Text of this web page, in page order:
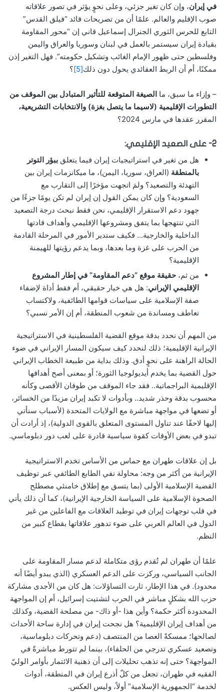
في إيران، وإن كان تغير جزئي، وعلى نحوٍ يؤثر في تصور علاقاته
صوب الإقليم والعالم. علمًا أن من تصريحات قائد “فيلق القدس”
التابع للحرس الثوري الجنرال إسماعيل قاني إن “محور المقاومة
بقيادة إيران سيستمر بالعمل في لبنان وسوريا والعراق واليمن
وفلسطين حتى ظهور الإمام الغائب وتشكيل حكومته”. فهل التغير إذن
ممكنًا، أم أن الربط العقائدي يحول دون ذلك[5] ؟
– وإزاء ما سبق، ما الصيغة المتوقعة للتأثير المتبادل بين الموقف من
التطورات الإقليمية (لاسيما ما يتصل بغزة) والانتخابات التشريعية،
المقرر عقدها في مارس 2024؟
2- على الصعيد الإقليمي:
هل من تغير في استراتيجيات إيران فيما يتعلق ببؤر التوتر
بالمنطقة (العراق، سوريا، اليمن)، ما ميكانزمات إيران بين
التهدئة والتصعيد؟ ولمَ اتجهت مؤخرًا إلى التقارب مع
السعودية؟ وإن كان يمكن القول إن إيران لم تكن يومًا جزءًا من
جهود دعم الاستقرار الإقليمي، نحن فقط نبحث درجة التصعيد
التي تنتهجها بما يتفق ومشروعها الإقليمي وأهداف قادتها
الداخلية والخارجية… فكيف ستدير الأمور في المرحلة القادمة
من الحرب على غزة وما بعدها، وبما يدعم رؤيتها للهيمنة
الإقليمية؟
من ثم، حقيقة موقع “دعم المقاومة” في إطار المشروع
الإقليمي الإيراني: هل هي خيار حقيقي، أم فقط أداة لإضفاء
صفة الإسلامية على سياسات قوامها الطائفية، ولاكتساب
تعاطف ومساندة من شعوب المنطقة، أم إن الأمر نسبي؟
من المهم أن نحدد بدقة موقع القضية الفلسطينية في الاستراتيجية
الإيرانية الإقليمية؛ ذلك لنحدد كيف سيكون المسار الإيراني في ضوء
الحالة الراهنة على نحوٍ أدق. وذلك بداية من طبيعة الخطاب الإيراني
حول القضية بما يخدم أيديولوجيا الثورة؛ أو بمعنى أصح أهدافها
الإقليمية البراجماتية.. فقد جاء الموقف من طوفان الأقصى وكأنه
محسوب بدقة وحذر شديد.. وبأدوات لا تكبد إيران مزيدًا من الخسائر،
أو تضعها في مواجهة مباشرة مع الولايات المتحدة (لأسباب سنأتي
إليها لاحقًا عند تناول المستوى المتعلق بالقوى الدولية)، إذ أرادت أن
تبدو في بعض الأوقات كقوة سياسية قادرة على لعب دور دبلوماسي.
بل إن علاقات طهران مع حماس من الأساس تخدم الاستراتيجية
الإيرانية من أكثر من وجه: محاولة نفي الطابع الطائفي عبر توظيف
القضية الإسلامية الأولى (بما يتسق مع إطلاق خامنئي مصطلح
الصحوة الإسلامية على السياسة الخارجية الإيرانية)، كما أن ذلك يأتي
في قلب توجهات إيران في توطيد العلاقات مع الفاعلين من غير
الدول في العالم العربي على ضوء تدهور علاقاتها بقطاع كبير من
النظم.
علمًا أن طهران لم تُقدم رؤى متكاملة لدعم مسار المقاومة على
الجانب السياسي، وركزت على الدعم العسكري (الذي يبدو أيضًا أنه
محدود). في هذا الإطار، ثارت التساؤلات: هل كان من الأجدى مشاركة
حزب الله بشكلٍ مباشر في الحرب لتشتيت إسرائيل، أم إن المواجهة
المحدودة أكثر حكمة؟ وأين هذا -أو ذاك- من مصلحة القضية، وكذلك
من أهداف إيران الإقليمية؟ هل نجحت إيران في إدارة ساحة الأحداث
لصالحها؛ ممسكةً العصا من المنتصف (دعم وتحركات دبلوماسية،
وتصعيد عسكري تدرجي من الحلفاء)، بينما لم تتورط مباشرةً في
المواجهة؟ حتى إنه تذهب تحليلات إلى أن ذهنية الائتمار بأوامر الوليّ
الفقيه في طهران، تجعل من كلّ أذرع إيران في المنطقة، أدوات
لخدمة “الجمهورية الإسلامية” أولاً، وليس العكس.